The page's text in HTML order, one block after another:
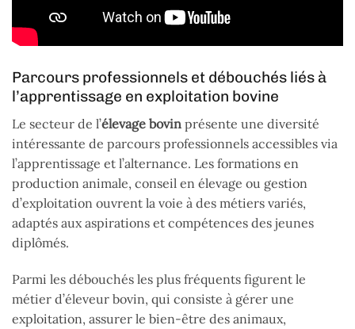
Parcours professionnels et débouchés liés à
l’apprentissage en exploitation bovine
Le secteur de l’élevage bovin présente une diversité
intéressante de parcours professionnels accessibles via
l’apprentissage et l’alternance. Les formations en
production animale, conseil en élevage ou gestion
d’exploitation ouvrent la voie à des métiers variés,
adaptés aux aspirations et compétences des jeunes
diplômés.
Parmi les débouchés les plus fréquents figurent le
métier d’éleveur bovin, qui consiste à gérer une
exploitation, assurer le bien-être des animaux,